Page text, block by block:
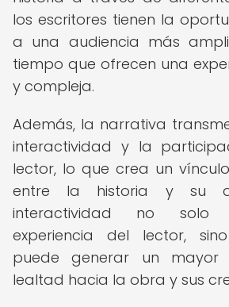
los escritores tienen la
a una audiencia más
tiempo que ofrecen una
y compleja.
Además, la narrativa
interactividad y la
lector, lo que crea un
entre la historia y su
interactividad no solo
experiencia del lector,
puede generar un mayor
lealtad hacia la obra y sus